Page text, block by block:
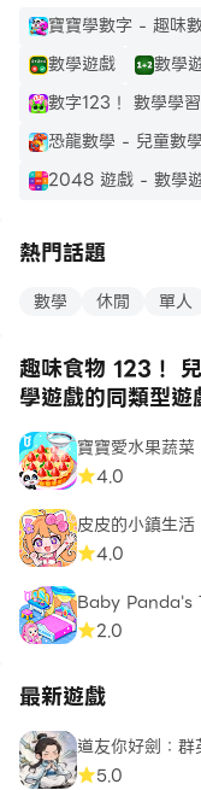
寶寶學數字 - 趣味
數學遊戲
數學
數字123！ 數學學
恐龍數學 - 兒童數
2048 遊戲 - 數學
熱門話題
數學 休閒 單人
趣味食物 123！
學遊戲的同類型遊
寶寶愛水果蔬菜
4.0
皮皮的小鎮生活
4.0
Baby Panda's
2.0
最新遊戲
道友你好劍：群
5.0